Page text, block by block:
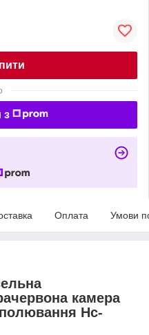
з
Оплата Умови
камера
Hc-